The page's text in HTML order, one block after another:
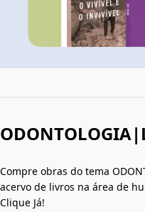
Compre obras do tema
acervo de livros na área de
Clique Já!